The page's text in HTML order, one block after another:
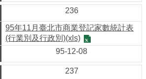
236
95年11月臺北市商業登記家數統計表
(行業別及行政別)(xls)
95-12-08
237